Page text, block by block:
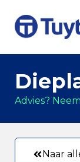
Advies? Neem
Naar